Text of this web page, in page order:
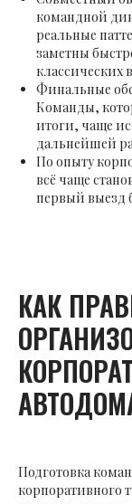
командной
реальные
заметны
классических
Финальные
Команды,
итоги, чаще
дальнейшей
По опыту
всё чаще
первый выезд
КАК
Подготовка
корпоративного